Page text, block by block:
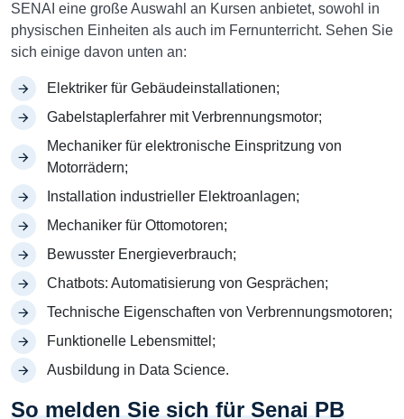
SENAI eine große Auswahl an Kursen anbietet, sowohl in
physischen Einheiten als auch im Fernunterricht. Sehen Sie
sich einige davon unten an:
Elektriker für Gebäudeinstallationen;
Gabelstaplerfahrer mit Verbrennungsmotor;
Mechaniker für elektronische Einspritzung von
Motorrädern;
Installation industrieller Elektroanlagen;
Mechaniker für Ottomotoren;
Bewusster Energieverbrauch;
Chatbots: Automatisierung von Gesprächen;
Technische Eigenschaften von Verbrennungsmotoren;
Funktionelle Lebensmittel;
Ausbildung in Data Science.
So melden Sie sich für Senai PB